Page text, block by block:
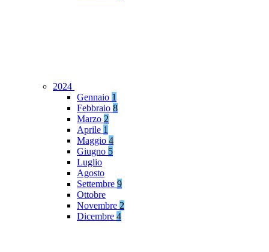
2024
Gennaio 1
Febbraio 8
Marzo 2
Aprile 1
Maggio 4
Giugno 5
Luglio
Agosto
Settembre 9
Ottobre
Novembre 2
Dicembre 4